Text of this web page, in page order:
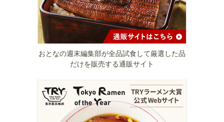
おとなの週末編集部が全品試食して厳選した品
だけを販売する通販サイト